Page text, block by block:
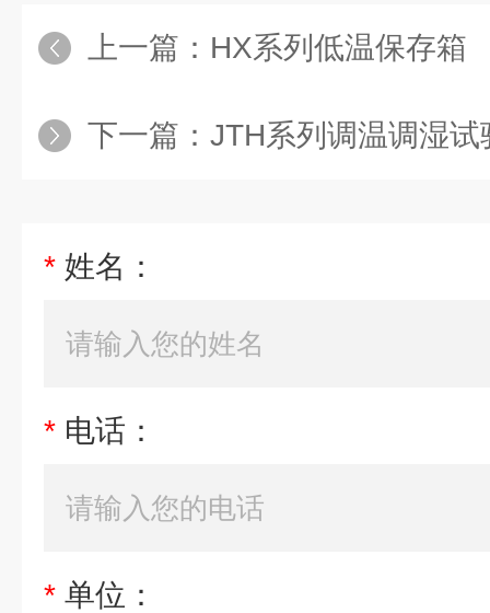
上一篇： HX系列低温保存箱
下一篇： JTH系列调温调湿试
* 姓名：
* 电话：
* 单位：